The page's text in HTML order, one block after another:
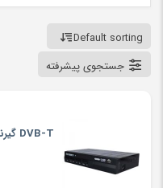
Default sorting
جستجوی پیشرفته
DVB-T گیرنده دیجیتال پاناتک مدل P-DJ4411HEVC